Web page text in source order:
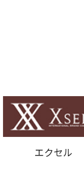
エクセル